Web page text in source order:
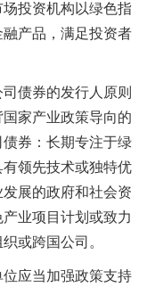
投资机构以绿色指
产品，满足投资者
债券的发行人原则
国家产业政策导向的
券： 长期专注于绿
领先技术或独特优
展的政府和社会资
业项目计划或致力
或跨国公司。
位应当加强政策支持